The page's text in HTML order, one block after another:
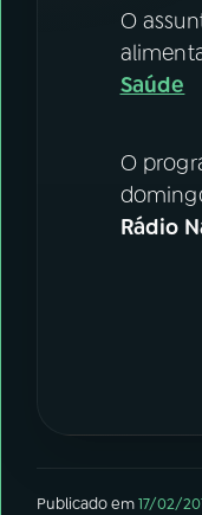
O
Saúde
O
Rádio
Publicado em17/02/